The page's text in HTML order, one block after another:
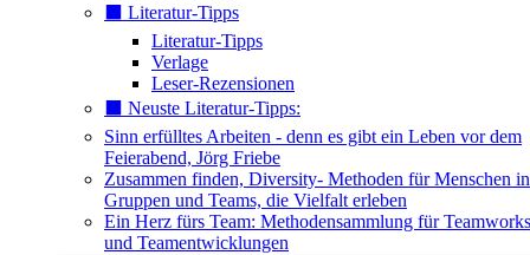
⬛️ Literatur-Tipps
Literatur-Tipps
Verlage
Leser-Rezensionen
⬛️ Neuste Literatur-Tipps:
Sinn erfülltes Arbeiten - denn es gibt ein Leben vor dem
Feierabend, Jörg Friebe
Zusammen finden, Diversity- Methoden für Menschen in
Gruppen und Teams, die Vielfalt erleben
Ein Herz fürs Team: Methodensammlung für
und Teamentwicklungen